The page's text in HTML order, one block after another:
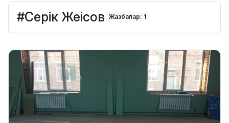
#Серік Жеңісов Жазбалар: 1